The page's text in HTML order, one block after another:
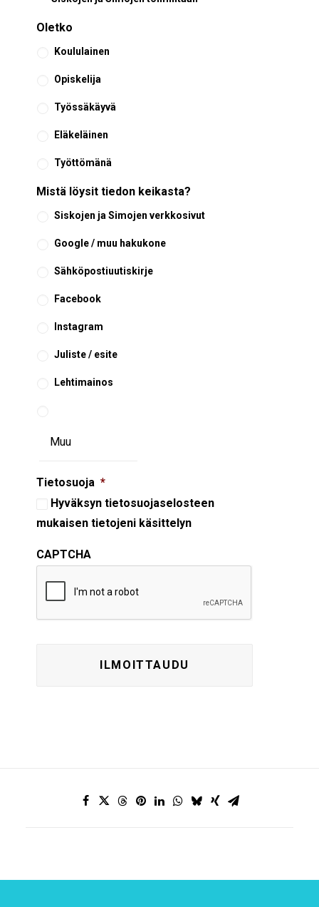
Oletko
Koululainen
Opiskelija
Työssäkäyvä
Eläkeläinen
Työttömänä
Mistä löysit tiedon keikasta?
Siskojen ja Simojen verkkosivut
Google / muu hakukone
Sähköpostiuutiskirje
Facebook
Instagram
Juliste / esite
Lehtimainos
Tietosuoja *
Hyväksyn tietosuojaselosteen
mukaisen tietojeni käsittelyn
CAPTCHA